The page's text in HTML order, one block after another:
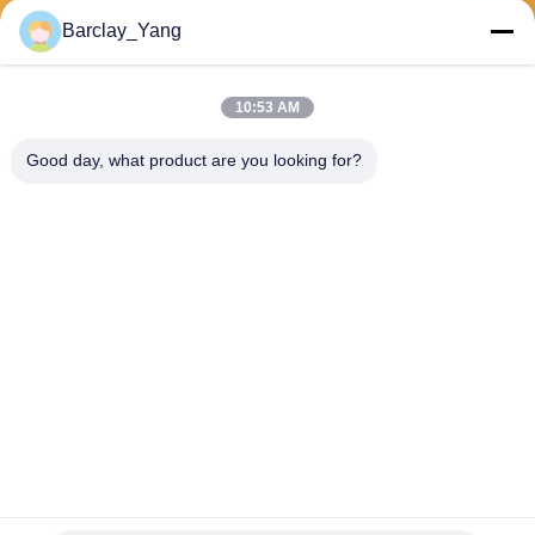
Barclay_Yang
10:53 AM
Good day, what product are you looking for?